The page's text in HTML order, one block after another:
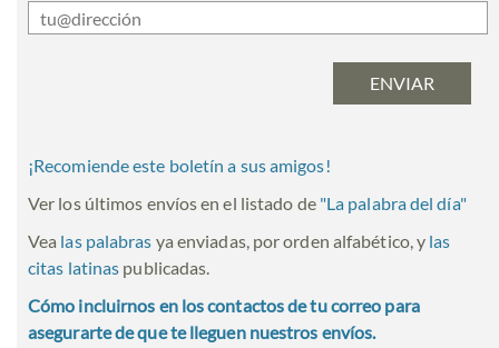
¡Recomiende este boletín a sus amigos!
Ver los últimos envíos en el listado de "La palabra del día"
Vea las palabras ya enviadas, por orden alfabético, y las
citas latinas publicadas.
Cómo incluirnos en los contactos de tu correo para
asegurarte de que te lleguen nuestros envíos.